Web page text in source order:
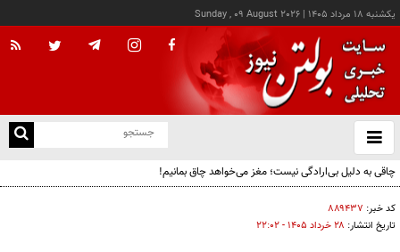
يکشنبه ۱۸ مرداد ۱۴۰۵ |
Sunday , 09 August 2026
باز
و
چاقی به دلیل بی‌ارادگی نیست؛ مغز می‌خواهد چاق بمانیم!
کد خبر: ۸۸۹۴۳۷
تاریخ انتشار: ۲۸ خرداد ۱۴۰۵ - ۲۲:۰۲